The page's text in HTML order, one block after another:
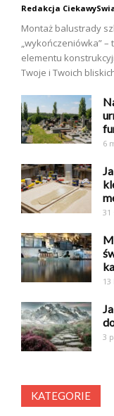
Redakcja
Montaż balustrady
„wykończeniówka”
elementu
Twoje i Twoich
6
31
13
3
KATEGORIE